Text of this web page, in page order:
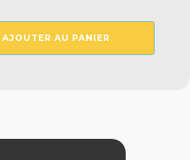
AJOUTER AU PANIER